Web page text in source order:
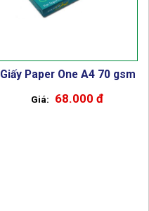
Giấy Paper One A4 70 gsm
68.000 đ